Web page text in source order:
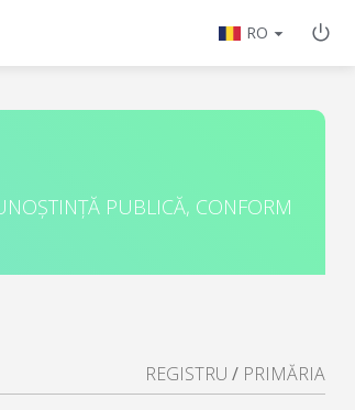
RO
PUBLICĂ, CONFORM
REGISTRU / PRIMĂRIA